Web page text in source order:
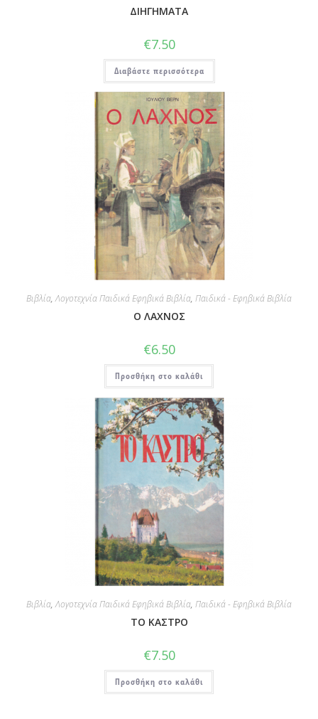
ΔΙΗΓΗΜΑΤΑ
€7.50
Διαβάστε περισσότερα
Βιβλία,Λογοτεχνία Παιδικά Εφηβικά Βιβλία, Παιδικά - Εφηβικά Βιβλία
Ο ΛΑΧΝΟΣ
€6.50
Προσθήκη στο καλάθι
Βιβλία,Λογοτεχνία Παιδικά Εφηβικά Βιβλία, Παιδικά - Εφηβικά Βιβλία
ΤΟ ΚΑΣΤΡΟ
€7.50
Προσθήκη στο καλάθι